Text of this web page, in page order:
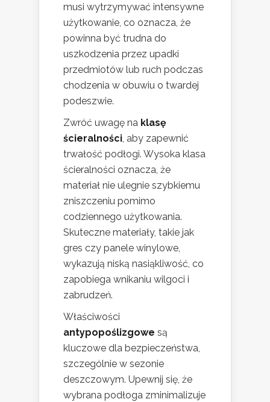
musi wytrzymywać intensywne
użytkowanie, co oznacza, że
powinna być trudna do
uszkodzenia przez upadki
przedmiotów lub ruch podczas
chodzenia w obuwiu o twardej
podeszwie.
Zwróć uwagę na klasę
ścieralności, aby zapewnić
trwałość podłogi. Wysoka klasa
ścieralności oznacza, że
materiał nie ulegnie szybkiemu
zniszczeniu pomimo
codziennego użytkowania.
Skuteczne materiały, takie jak
gres czy panele winylowe,
wykazują niską nasiąkliwość, co
zapobiega wnikaniu wilgoci i
zabrudzeń.
Właściwości
antypopoślizgowe są
kluczowe dla bezpieczeństwa,
szczególnie w sezonie
deszczowym. Upewnij się, że
wybrana podłoga zminimalizuje